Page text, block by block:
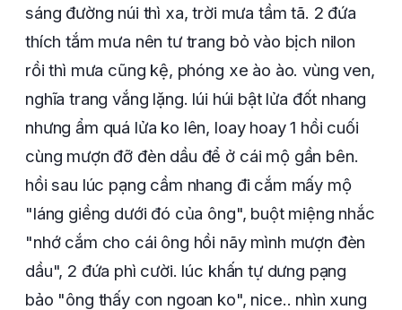
sáng đường núi thì xa, trời mưa tầm tã. 2 đứa
thích tắm mưa nên tư trang bỏ vào bịch nilon
rồi thì mưa cũng kệ, phóng xe ào ào. vùng ven,
nghĩa trang vắng lặng. lúi húi bật lửa đốt nhang
nhưng ẩm quá lửa ko lên, loay hoay 1 hồi cuối
cùng mượn đỡ đèn dầu để ở cái mộ gần bên.
hồi sau lúc pạng cầm nhang đi cắm mấy mộ
"láng giềng dưới đó của ông", buột miệng nhắc
"nhớ cắm cho cái ông hồi nãy mình mượn đèn
dầu", 2 đứa phì cười. lúc khấn tự dưng pạng
bảo "ông thấy con ngoan ko", nice.. nhìn xung